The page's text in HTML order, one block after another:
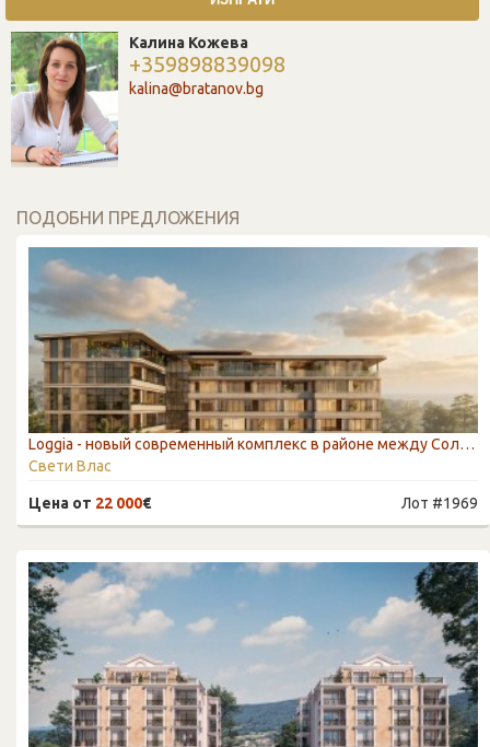
Калина Кожева
+359898839098
kalina@bratanov.bg
ПОДОБНИ ПРЕДЛОЖЕНИЯ
Loggia - новый современный комплекс в районе между Солнечным Берегом и Свети Власом
Свети Влас
Лот #1969
Цена от 22 000€